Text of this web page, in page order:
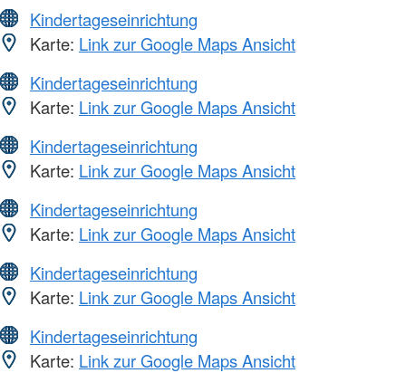
Kindertageseinrichtung
Karte: Link zur Google Maps Ansicht
Kindertageseinrichtung
Karte: Link zur Google Maps Ansicht
Kindertageseinrichtung
Karte: Link zur Google Maps Ansicht
Kindertageseinrichtung
Karte: Link zur Google Maps Ansicht
Kindertageseinrichtung
Karte: Link zur Google Maps Ansicht
Kindertageseinrichtung
Karte: Link zur Google Maps Ansicht